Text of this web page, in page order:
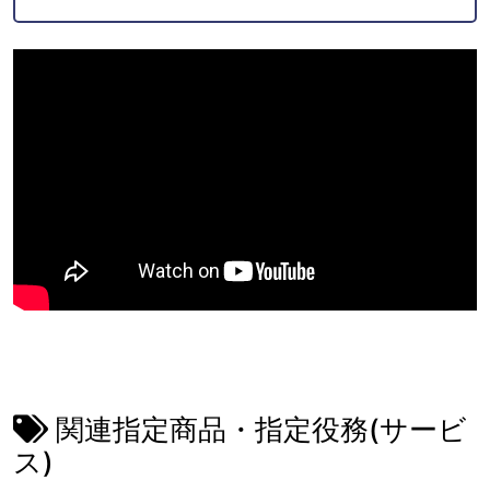
関連指定商品・指定役務(サービ
ス)